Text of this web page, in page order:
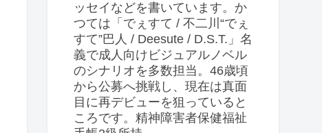
ッセイなどを書いています。か
つては「でぇすて / 不二川“でぇ
すて”巴人 / Deesute / D.S.T.」名
義で成人向けビジュアルノベル
のシナリオを多数担当。46歳頃
から公募へ挑戦し、現在は真面
目に再デビューを狙っていると
ころです。精神障害者保健福祉